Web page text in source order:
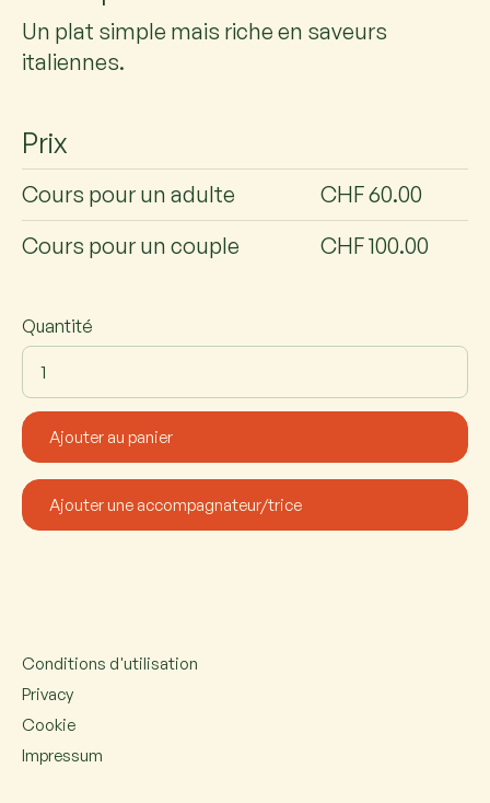
Un plat simple mais riche en saveurs
italiennes.
Prix
Cours pour un adulte
CHF 60.00
Cours pour un couple
CHF 100.00
Quantité
Conditions d'utilisation
Privacy
Cookie
Impressum